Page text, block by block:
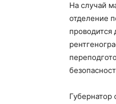
На случай
отделение
Губернатор